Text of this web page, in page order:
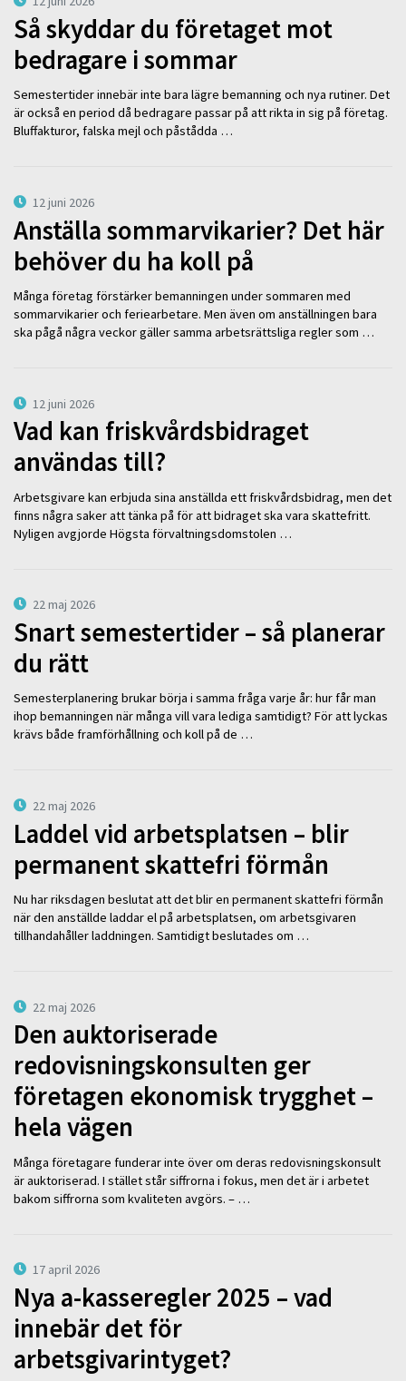
Så skyddar du företaget mot
bedragare i sommar
Semestertider innebär inte bara lägre bemanning och nya rutiner. Det
är också en period då bedragare passar på att rikta in sig på företag.
Bluffakturor, falska mejl och påstådda …
12 juni 2026
Anställa sommarvikarier? Det här
behöver du ha koll på
Många företag förstärker bemanningen under sommaren med
sommarvikarier och feriearbetare. Men även om anställningen bara
ska pågå några veckor gäller samma arbetsrättsliga regler som …
12 juni 2026
Vad kan friskvårdsbidraget
användas till?
Arbetsgivare kan erbjuda sina anställda ett friskvårdsbidrag, men det
finns några saker att tänka på för att bidraget ska vara skattefritt.
Nyligen avgjorde Högsta förvaltningsdomstolen …
22 maj 2026
Snart semestertider – så planerar
du rätt
Semesterplanering brukar börja i samma fråga varje år: hur får man
ihop bemanningen när många vill vara lediga samtidigt? För att lyckas
krävs både framförhållning och koll på de …
22 maj 2026
Laddel vid arbetsplatsen – blir
permanent skattefri förmån
Nu har riksdagen beslutat att det blir en permanent skattefri förmån
när den anställde laddar el på arbetsplatsen, om arbetsgivaren
tillhandahåller laddningen. Samtidigt beslutades om …
22 maj 2026
Den auktoriserade
redovisningskonsulten ger
företagen ekonomisk trygghet –
hela vägen
Många företagare funderar inte över om deras redovisningskonsult
är auktoriserad. I stället står siffrorna i fokus, men det är i arbetet
bakom siffrorna som kvaliteten avgörs. – …
17 april 2026
Nya a-kasseregler 2025 – vad
innebär det för
arbetsgivarintyget?